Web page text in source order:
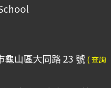
龜山區大同路 23 號 ( 查詢